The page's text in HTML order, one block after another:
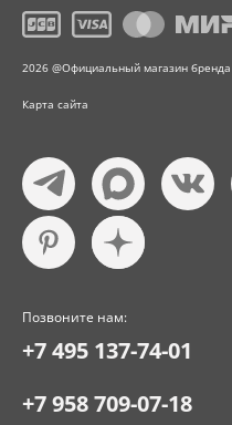
2026 @Официальный магазин бренда
Карта сайта
Позвоните нам:
+7 495 137-74-01
+7 958 709-07-18